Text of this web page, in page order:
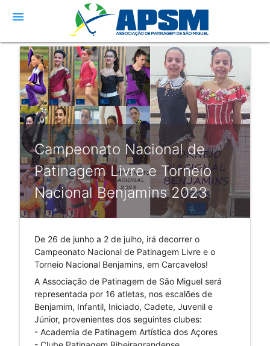
menu
Campeonato Nacional de
Patinagem Livre e Torneio
Nacional Benjamins 2023
De 26 de junho a 2 de julho, irá decorrer o
Campeonato Nacional de Patinagem Livre e o
Torneio Nacional Benjamins, em Carcavelos!
A Associação de Patinagem de São Miguel será
representada por 16 atletas, nos escalões de
Benjamim, Infantil, Iniciado, Cadete, Juvenil e
Júnior, provenientes dos seguintes clubes:
- Academia de Patinagem Artística dos Açores